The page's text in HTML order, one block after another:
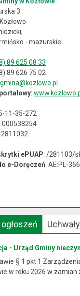
3
- mazurskie
89 625 08 33
89 626 75 02
gmina@kozlowo.pl
:
11-35-272
: 000538254
2811032
ePUAP: /281103/
e-Doręczeń: AE:PL-
- Urząd Gminy
§ 1 pkt 1
w roku 2026 w zamian